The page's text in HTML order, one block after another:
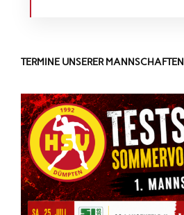
TERMINE UNSERER MANNSCHAFTEN